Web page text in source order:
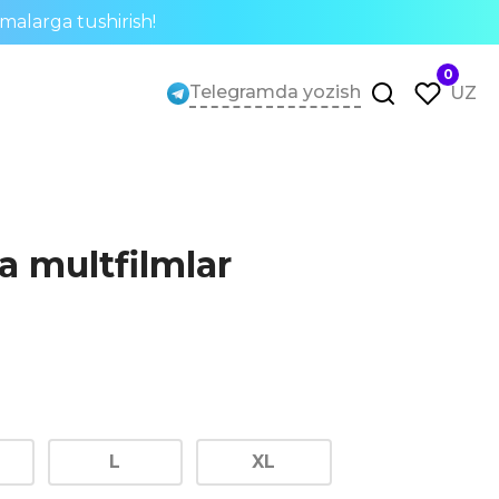
tushirish!
Telegramda yozish
0
UZ
multfilmlar
L XL